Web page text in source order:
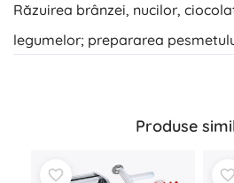
Răzuirea brânzei, nucilor,
legumelor; prepararea
Produse